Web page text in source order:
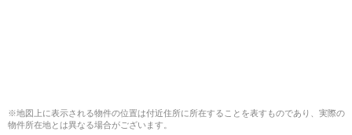
※地図上に表示される物件の位置は付近住所に所在することを表すものであり、実際の
物件所在地とは異なる場合がございます。